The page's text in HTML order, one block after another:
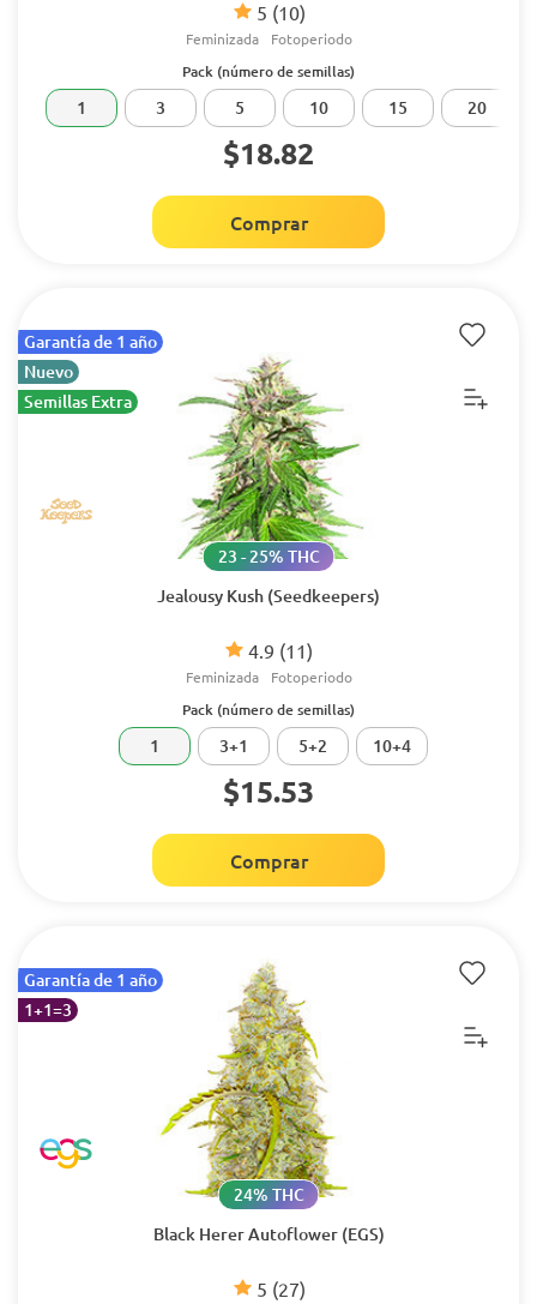
5 (10)
Feminizada Fotoperiodo
Pack (número de semillas)
1 3 5 10 15 20
$18.82
Comprar
Garantía de 1 año
Nuevo
Semillas Extra
Jealousy Kush (Seedkeepers)
4.9 (11)
23 - 25% THC
Feminizada Fotoperiodo
Pack (número de semillas)
1 3+1 5+2 10+4
$15.53
Comprar
Garantía de 1 año
1+1=3
Black Herer Autoflower (EGS)
5 (27)
24% THC